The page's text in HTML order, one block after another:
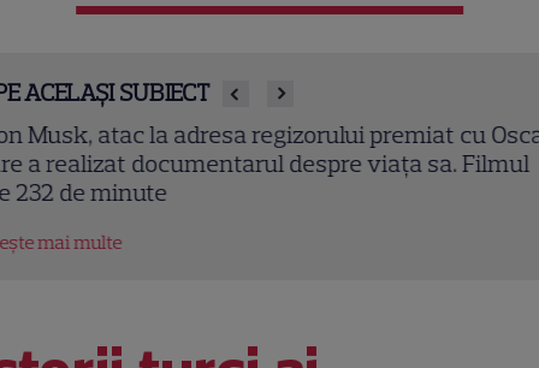
ACELAȘI SUBIECT
Musk, atac la adresa regizorului premiat cu
a realizat documentarul despre viața sa. Filmul
232 de minute
mai multe